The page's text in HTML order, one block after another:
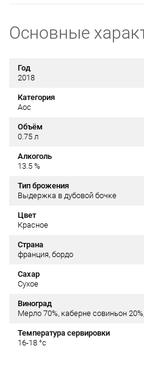
Основные
Год
2018
Категория
Aoc
Объём
0.75 л
Алкоголь
13.5 %
Тип брожения
Выдержка в дубовой бочке
Цвет
Красное
Страна
франция, бордо
Сахар
Сухое
Виноград
Мерло 70%, каберне совиньон
Температура сервировки
16-18 °c